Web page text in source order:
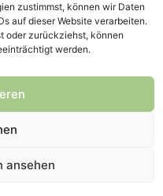
zustimmst, können wir Daten
auf dieser Website verarbeiten.
oder zurückziehst, können
werden.
ansehen
GmbH